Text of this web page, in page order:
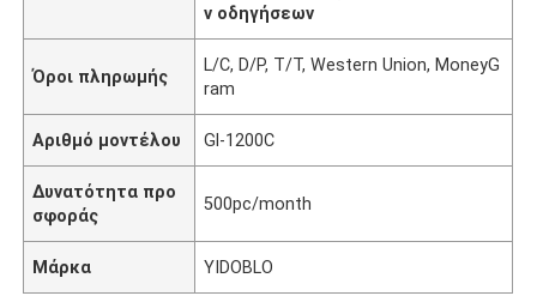
ν οδηγήσεων
Όροι πληρωμής
L/C, D/P, T/T, Western Union, MoneyG
ram
Αριθμό μοντέλου Gl-1200C
Δυνατότητα προ
σφοράς
500pc/month
Μάρκα YIDOBLO